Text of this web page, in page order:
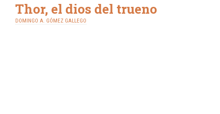
Thor, el dios del trueno
DOMINGO A. GÓMEZ GALLEGO